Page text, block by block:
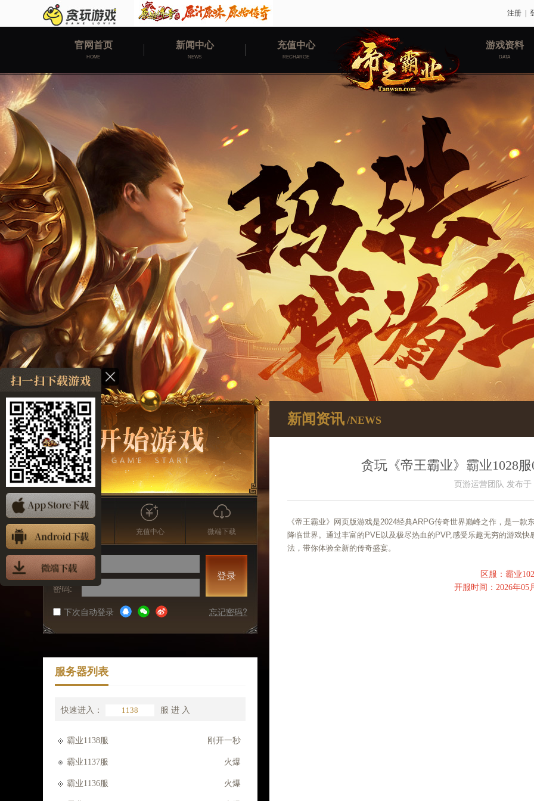
注册
官网首页
HOME
新闻中心
NEWS
充值中心
RECHARGE
游戏资料
DATA
注册登录 充值中心 微端下载
账号:
密码:
登录
下次自动登录 忘记密码?
服务器列表
快速进入： 服 进 入
霸业1138服 刚开一秒
霸业1137服 火爆
霸业1136服 火爆
新闻资讯 /NEWS
贪玩《帝王霸业》霸业1028
页游运营团队 发布于
《帝王霸业》网页版游戏是2024经典ARPG传奇世界巅峰之作，是一
降临世界。通过丰富的PVE以及极尽热血的PVP,感受乐趣无穷的游戏
法，带你体验全新的传奇盛宴。
区服：霸业
开服时间：2026年05